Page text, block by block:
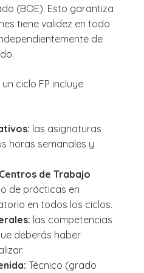
(BOE). Esto garantiza
tiene validez en todo
de
ciclo FP incluye
las asignaturas
horas semanales y
de Trabajo
de prácticas en
en todos los ciclos.
las competencias
deberás haber
Técnico (grado